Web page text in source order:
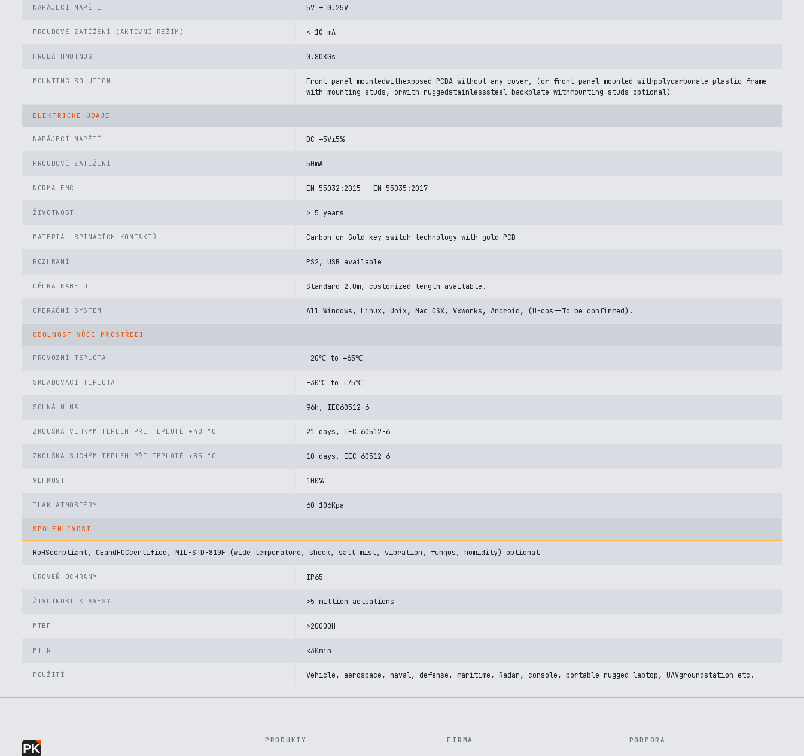
NAPÁJECÍ NAPĚTÍ 5V ± 0.25V
PROUDOVÉ ZATÍŽENÍ (AKTIVNÍ REŽIM) < 10 mA
HRUBÁ HMOTNOST 0.80KGs
MOUNTING SOLUTION
Front panel mountedwithexposed PCBA without any cover, (or front panel mounted withpolycarbonate plastic frame
with mounting studs, orwith ruggedstainlesssteel backplate withmounting studs optional)
ELEKTRICKÉ ÚDAJE
NAPÁJECÍ NAPĚTÍ DC +5V±5%
PROUDOVÉ ZATÍŽENÍ 50mA
NORMA EMC EN 55032:2015 EN 55035:2017
ŽIVOTNOST > 5 years
MATERIÁL SPÍNACÍCH KONTAKTŮ Carbon-on-Gold key switch technology with gold PCB
ROZHRANÍ PS2, USB available
DÉLKA KABELU Standard 2.0m, customized length available.
OPERAČNÍ SYSTÉM All Windows, Linux, Unix, Mac OSX, Vxworks, Android, (U-cos--To be confirmed).
ODOLNOST VŮČI PROSTŘEDÍ
PROVOZNÍ TEPLOTA -20℃ to +65℃
SKLADOVACÍ TEPLOTA -30℃ to +75℃
SOLNÁ MLHA 96h, IEC60512-6
ZKOUŠKA VLHKÝM TEPLEM PŘI TEPLOTĚ +40 °C 21 days, IEC 60512-6
ZKOUŠKA SUCHÝM TEPLEM PŘI TEPLOTĚ +85 °C 10 days, IEC 60512-6
VLHKOST 100%
TLAK ATMOSFÉRY 60-106Kpa
SPOLEHLIVOST
RoHScompliant, CEandFCCcertified, MIL-STD-810F (wide temperature, shock, salt mist, vibration, fungus, humidity) optional
ÚROVEŇ OCHRANY IP65
ŽIVOTNOST KLÁVESY >5 million actuations
MTBF >20000H
MTTR <30min
POUŽITÍ Vehicle, aerospace, naval, defense, maritime, Radar, console, portable rugged laptop, UAVgroundstation etc.
PRODUKTY FIRMA PODPORA